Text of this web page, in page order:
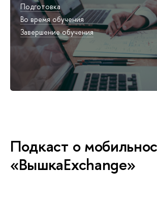
Подготовка
Во время обучения
Завершение обучения
Подкаст о
«ВышкаExchange»